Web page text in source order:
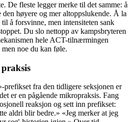
De fleste legger merke til det samme: å
høyere og mer altoppslukende. Å la
å forsvinne, men intensiteten sank
Du slo nettopp av kampsbryteren
hele ACT-tilnærmingen
noe du kan føle.
prefikset fra den tidligere seksjonen er
er en pågående mikropraksis. Fang
reaksjon og sett inn prefikset:
aldri blir bedre.» «Jeg merker at jeg